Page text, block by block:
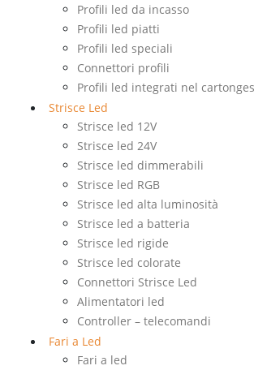
Profili led da incasso
Profili led piatti
Profili led speciali
Connettori profili
Profili led integrati nel
Strisce Led
Strisce led 12V
Strisce led 24V
Strisce led dimmerabili
Strisce led RGB
Strisce led alta luminosità
Strisce led a batteria
Strisce led rigide
Strisce led colorate
Connettori Strisce Led
Alimentatori led
Controller – telecomandi
Fari a Led
Fari a led